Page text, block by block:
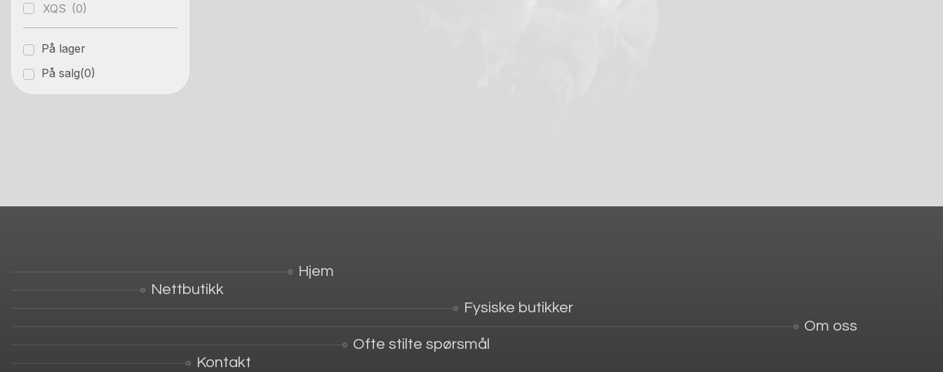
XQS (0)
På lager
På salg(0)
Hjem
Nettbutikk
Fysiske butikker
Om oss
Ofte stilte spørsmål
Kontakt